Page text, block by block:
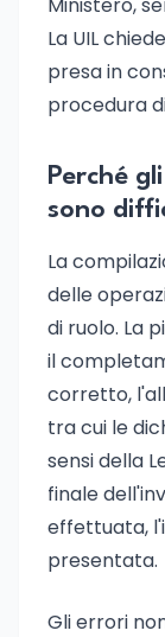
La UIL
presa in
procedura
Perché
sono
La
delle
di ruolo. La
il
corretto,
tra cui le
sensi della
finale
effettuata,
presentata.
Gli errori